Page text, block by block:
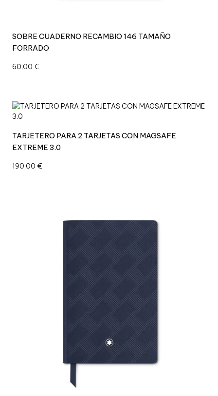
SOBRE CUADERNO RECAMBIO 146 TAMAÑO
FORRADO
60,00 €
TARJETERO PARA 2 TARJETAS CON MAGSAFE
EXTREME 3.0
190,00 €